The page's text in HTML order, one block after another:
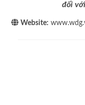
đối
Website: